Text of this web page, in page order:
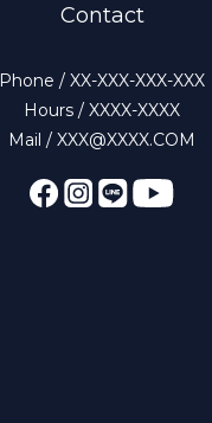
Contact
Phone / XX-XXX-XXX-XXX
Hours / XXXX-XXXX
Mail / XXX@XXXX.COM